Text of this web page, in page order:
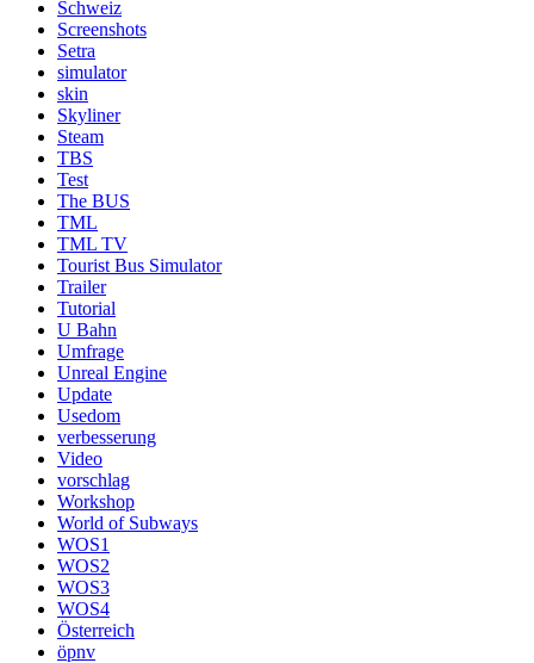
Schweiz
Screenshots
Setra
simulator
skin
Skyliner
Steam
TBS
Test
The BUS
TML
TML TV
Tourist Bus Simulator
Trailer
Tutorial
U Bahn
Umfrage
Unreal Engine
Update
Usedom
verbesserung
Video
vorschlag
Workshop
World of Subways
WOS1
WOS2
WOS3
WOS4
Österreich
öpnv